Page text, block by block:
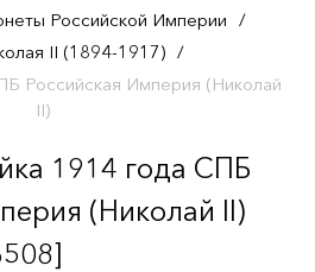
Российской Империи /
II (1894-1917) /
Российская Империя (Николай
II)
1914 года СПБ
(Николай II)